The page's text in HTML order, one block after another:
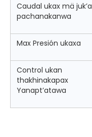
Caudal ukax mä juk’a
pachanakanwa
Max Presión ukaxa
Control ukan
thakhinakapax
Yanapt’atawa